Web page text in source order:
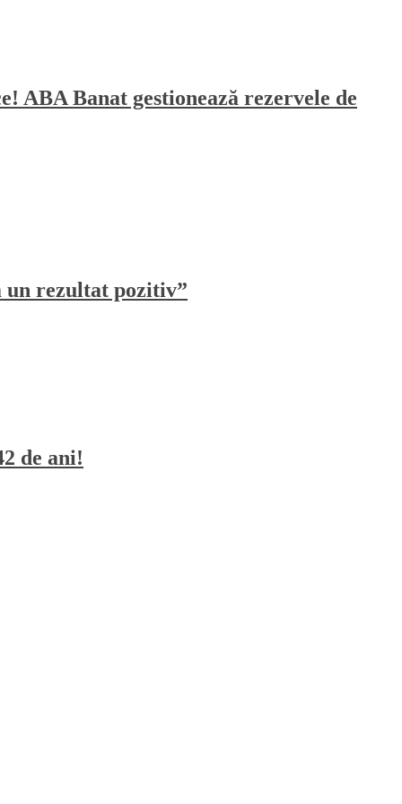
ABA Banat gestionează rezervele de
un rezultat pozitiv”
de ani!